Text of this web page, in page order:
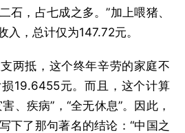
石，占七成之多。”加上喂猪、
入，总计仅为147.72元。
两抵，这个终年辛劳的家庭不
19.6455元。而且，这个计算
、疾病”，“全无休息”。因此，
下了那句著名的结论：“中国之